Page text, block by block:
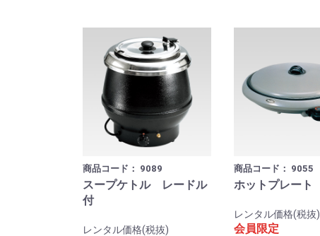
商品コード： 9089
スープケトル レードル
付
レンタル価格(税抜)
商品コード： 9055
ホットプレート
レンタル価格(税抜)
会員限定